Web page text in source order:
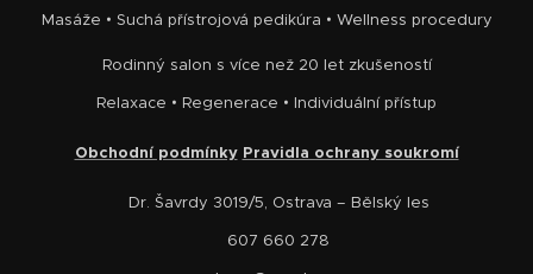
Masáže • Suchá přístrojová pedikúra • Wellness procedury
Rodinný salon s více než 20 let zkušeností
Relaxace • Regenerace • Individuální přístup
Obchodní podmínky Pravidla ochrany soukromí
📍 Dr. Šavrdy 3019/5, Ostrava – Bělský les
📞 607 660 278